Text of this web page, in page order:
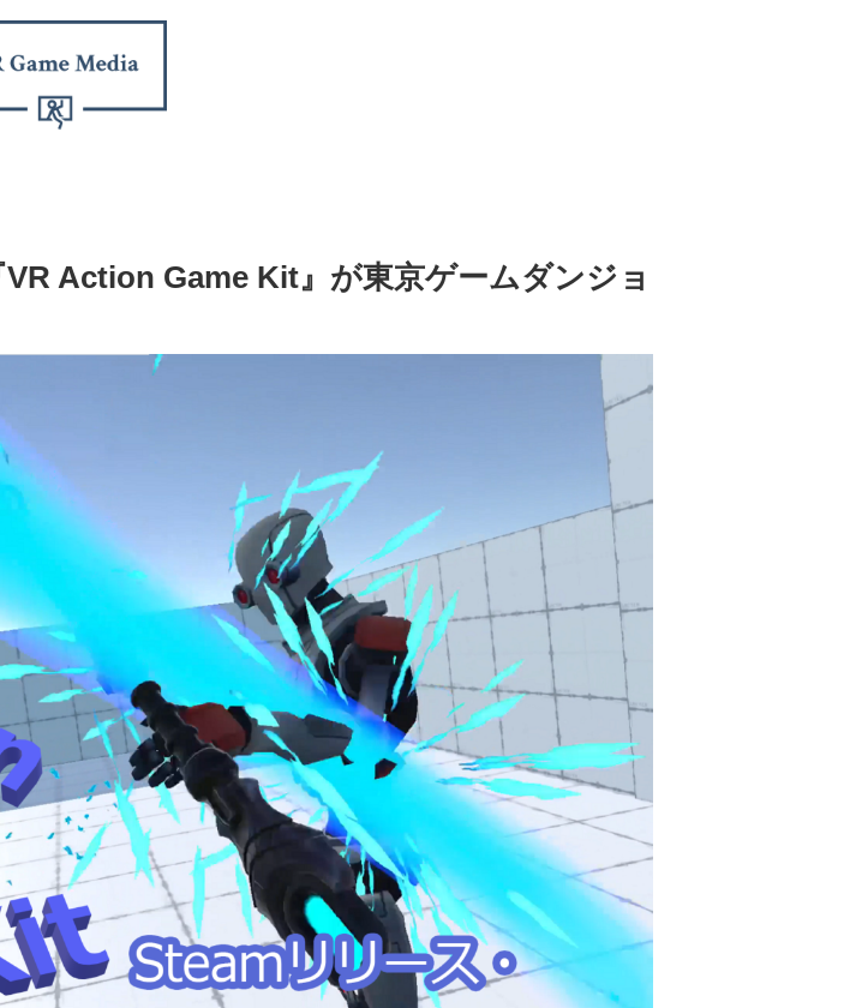
Action Game Kit』が東京ゲームダンジョ